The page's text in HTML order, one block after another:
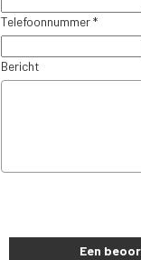
Telefoonnummer *
Bericht
Een